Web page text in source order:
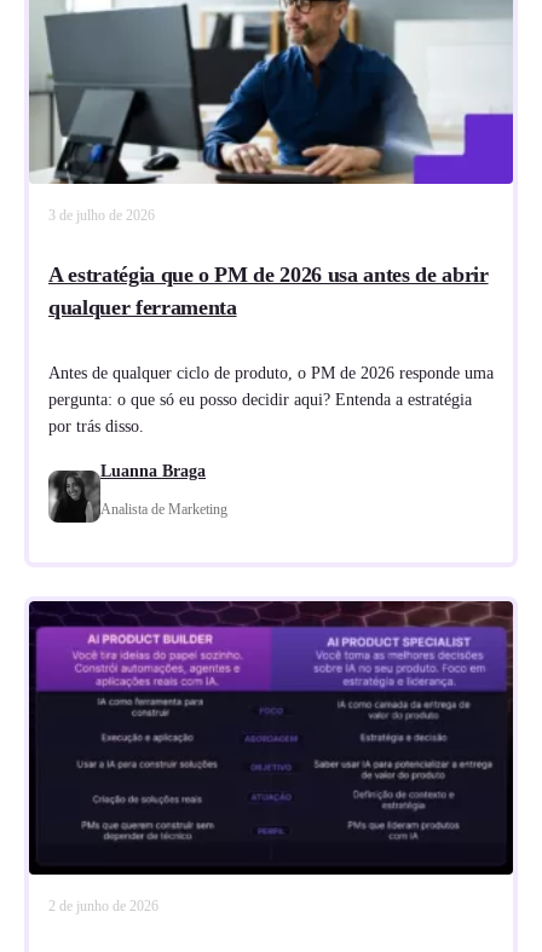
3 de julho de 2026
A estratégia que o PM de 2026 usa antes de abrir
qualquer ferramenta
Antes de qualquer ciclo de produto, o PM de 2026 responde uma
pergunta: o que só eu posso decidir aqui? Entenda a estratégia
por trás disso.
Luanna Braga
Analista de Marketing
2 de junho de 2026